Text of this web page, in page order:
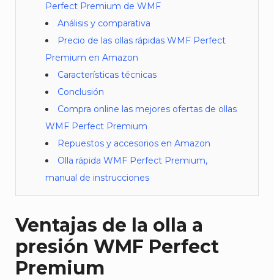
Perfect Premium de WMF
Análisis y comparativa
Precio de las ollas rápidas WMF Perfect
Premium en Amazon
Características técnicas
Conclusión
Compra online las mejores ofertas de ollas
WMF Perfect Premium
Repuestos y accesorios en Amazon
Olla rápida WMF Perfect Premium,
manual de instrucciones
Ventajas de la olla a
presión WMF Perfect
Premium